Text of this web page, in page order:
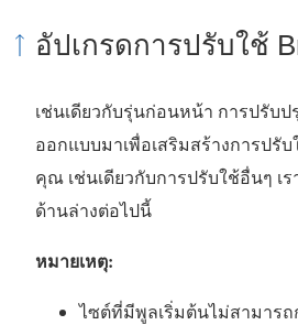
อัปเกรดการปรับใช้
เช่นเดียวกับรุ่นก่อนหน้า การปรับ
ออกแบบมาเพื่อเสริมสร้างการปรั
คุณ เช่นเดียวกับการปรับใช้อื่นๆ เ
ด้านล่างต่อไปนี้
หมายเหตุ:
ไซต์ที่มีพูลเริ่มต้นไม่สามารถ